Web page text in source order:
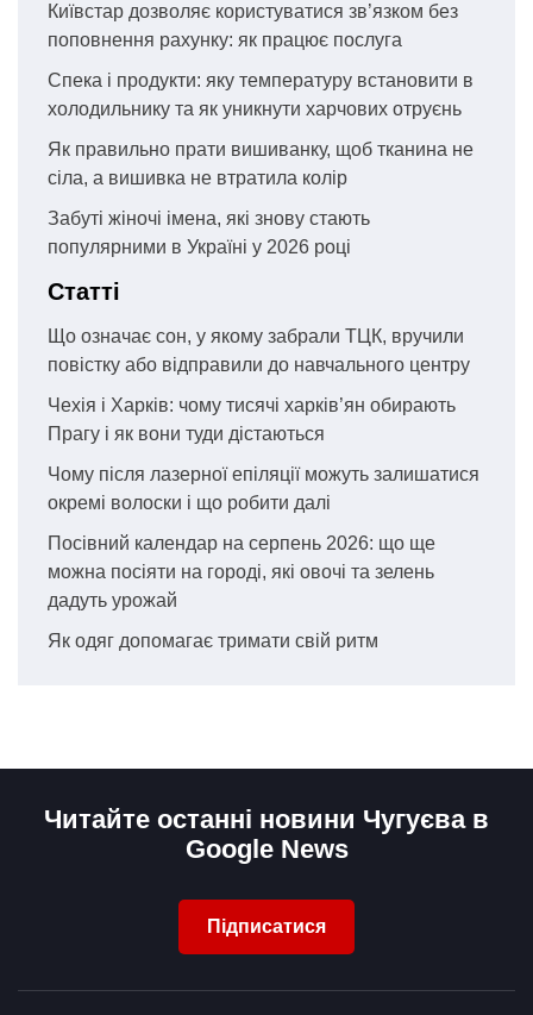
Київстар дозволяє користуватися зв’язком без
поповнення рахунку: як працює послуга
Спека і продукти: яку температуру встановити в
холодильнику та як уникнути харчових отруєнь
Як правильно прати вишиванку, щоб тканина не
сіла, а вишивка не втратила колір
Забуті жіночі імена, які знову стають
популярними в Україні у 2026 році
Статті
Що означає сон, у якому забрали ТЦК, вручили
повістку або відправили до навчального центру
Чехія і Харків: чому тисячі харків’ян обирають
Прагу і як вони туди дістаються
Чому після лазерної епіляції можуть залишатися
окремі волоски і що робити далі
Посівний календар на серпень 2026: що ще
можна посіяти на городі, які овочі та зелень
дадуть урожай
Як одяг допомагає тримати свій ритм
Читайте останні новини Чугуєва в
Google News
Підписатися